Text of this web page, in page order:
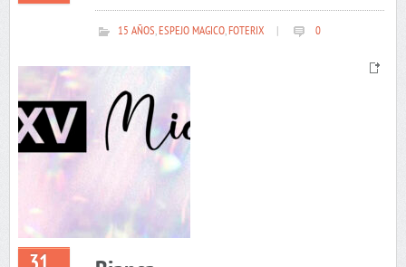
15 AÑOS,ESPEJO MAGICO,FOTERIX 0